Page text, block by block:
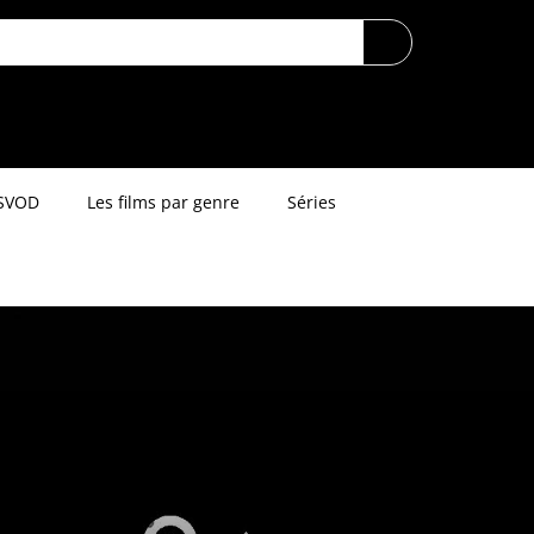
Les films par genre Séries